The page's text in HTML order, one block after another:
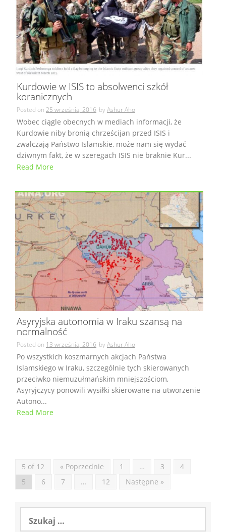
Kurdowie w ISIS to absolwenci szkół
koranicznych
Posted on 25 września, 2016 byAshur Aho
Wobec ciągle obecnych w mediach informacji, że
Kurdowie niby bronią chrześcijan przed ISIS i
zwalczają Państwo Islamskie, może nam się wydać
dziwnym fakt, że w szeregach ISIS nie braknie Kur...
Read More
Asyryjska autonomia w Iraku szansą na
normalność
Posted on 13 września, 2016 byAshur Aho
Po wszystkich koszmarnych akcjach Państwa
Islamskiego w Iraku, szczególnie tych skierowanych
przeciwko niemuzułmańskim mniejszościom,
Asyryjczycy ponowili wysiłki skierowane na utworzenie
Autono...
Read More
5 of 12 « Poprzednie 1 … 3
4
5
6 7 … 12 Następne »
Szukaj: